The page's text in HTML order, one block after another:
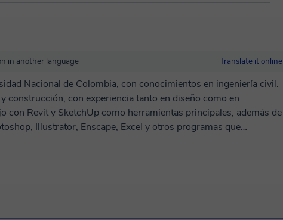
in another language Translate it online
Nacional de Colombia, con conocimientos en ingeniería civil.
construcción, con experiencia tanto en diseño como en
Illustrator, Enscape, Excel y otros programas que
en arquitectura e ingeniería. Abarco varias áreas de la
proyectos reales, combinando teoría y práctica. Me adapto al nivel